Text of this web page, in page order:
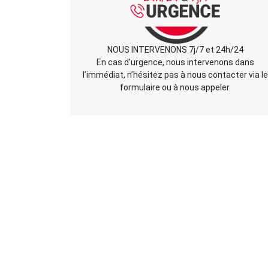
NOUS INTERVENONS 7j/7 et 24h/24
En cas d’urgence, nous intervenons dans
l’immédiat, n’hésitez pas à nous contacter via le
formulaire ou à nous appeler.